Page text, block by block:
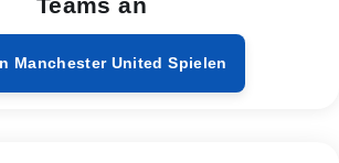
Teams an
Manchester United Spielen